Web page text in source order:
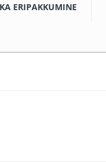
ERIPAKKUMINE